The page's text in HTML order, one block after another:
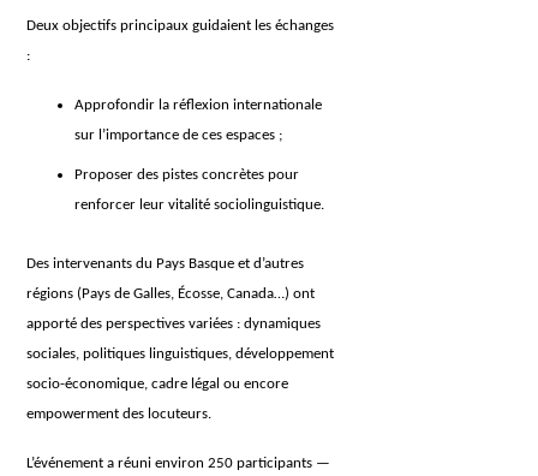
Deux objectifs principaux guidaient les échanges
:
Approfondir la réflexion internationale
sur l’importance de ces espaces ;
Proposer des pistes concrètes pour
renforcer leur vitalité sociolinguistique.
Des intervenants du Pays Basque et d’autres
régions (Pays de Galles, Écosse, Canada…) ont
apporté des perspectives variées : dynamiques
sociales, politiques linguistiques, développement
socio-économique, cadre légal ou encore
empowerment des locuteurs.
L’événement a réuni environ 250 participants —